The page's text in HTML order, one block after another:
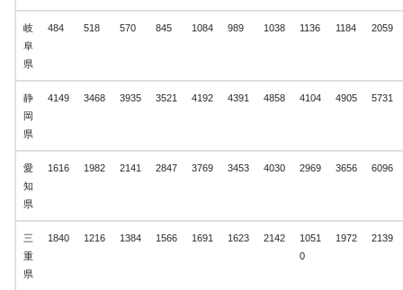
岐
阜
県
484 518 570 845 1084 989 1038 1136 1184 2059
静
岡
県
4149 3468 3935 3521 4192 4391 4858 4104 4905 5731
愛
知
県
1616 1982 2141 2847 3769 3453 4030 2969 3656 6096
三
重
県
1840 1216 1384 1566 1691 1623 2142
1051
0
1972 2139